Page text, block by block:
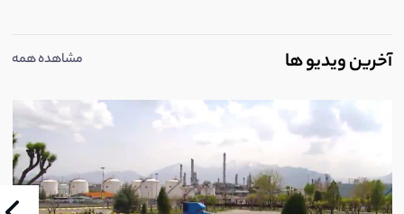
آخرین ویدیو ها مشاهده همه